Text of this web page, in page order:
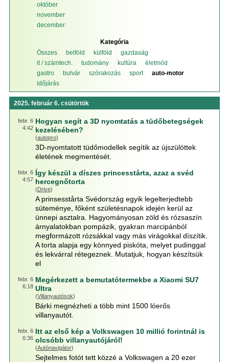
október
november
december
Kategória
Összes
belföld külföld
gazdaság
it / számtech.
tudomány kultúra
életmód
gastro
bulvár szórakozás sport
auto-motor
időjárás
2025. február 6. csütörtök
febr. 6
4:42
Hogyan segít a 3D nyomtatás a tüdőbetegségek
kezelésében?
(autopro)
3D-nyomtatott tüdőmodellek segítik az újszülöttek
életének megmentését.
febr. 6
4:57
Így készül a díszes princesstårta, azaz a svéd
hercegnőtorta
(Drive)
A prinsesstårta Svédország egyik legelterjedtebb
süteménye, főként születésnapok idején kerül az
ünnepi asztalra. Hagyományosan zöld és rózsaszín
árnyalatokban pompázik, gyakran marcipánból
megformázott rózsákkal vagy más virágokkal díszítik.
A torta alapja egy könnyed piskóta, melyet pudinggal
és lekvárral rétegeznek. Mutatjuk, hogyan készítsük
el
febr. 6
6:18
Megérkezett a bemutatótermekbe a Xiaomi SU7
Ultra
(Villanyautósok)
Bárki megnézheti a több mint 1500 lóerős
villanyautót.
febr. 6
6:36
Itt az első kép a Volkswagen 10 millió forintnál is
olcsóbb villanyautójáról!
(Autónavigátor)
Sejtelmes fotót tett közzé a Volkswagen a 20 ezer